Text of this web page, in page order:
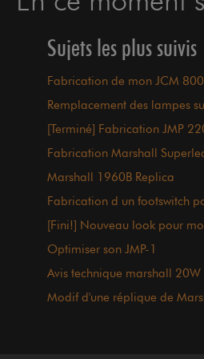
Sujets les plus suivis
Fabrication de mon JCM
Remplacement des lampes
[Terminé] Fabrication JMP
Fabrication Marshall
Marshall 1960B Replica
Fabrication d un footswitch
[Fini!] Nouveau look pour
Optimiser son JMP-1
Avis technique marshall 20W
Modif d'une réplique de